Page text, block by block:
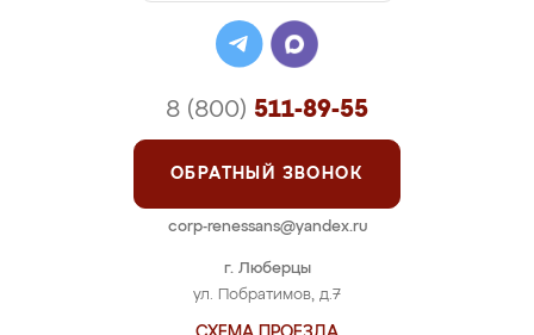
г. Люберцы
ул. Побратимов, д.7
8 (800) 511-89-55
ОБРАТНЫЙ ЗВОНОК
corp-renessans@yandex.ru